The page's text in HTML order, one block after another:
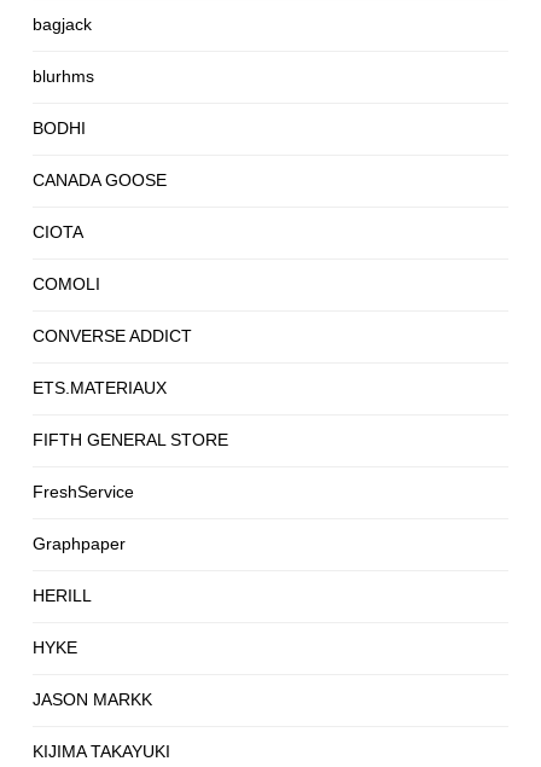
bagjack
blurhms
BODHI
CANADA GOOSE
CIOTA
COMOLI
CONVERSE ADDICT
ETS.MATERIAUX
FIFTH GENERAL STORE
FreshService
Graphpaper
HERILL
HYKE
JASON MARKK
KIJIMA TAKAYUKI